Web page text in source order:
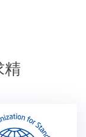
精